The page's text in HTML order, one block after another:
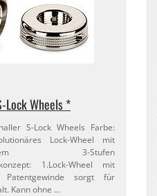
​Lock Wheels *
S-​Lock Wheels Farbe:
Lock-​Wheel mit
3-​Stufen
1.​Lock-​Wheel mit
Patentgewinde sorgt für
Kann ohne …